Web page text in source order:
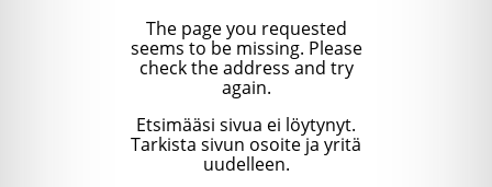
The page you requested
seems to be missing. Please
check the address and try
again.
Etsimääsi sivua ei löytynyt.
Tarkista sivun osoite ja yritä
uudelleen.